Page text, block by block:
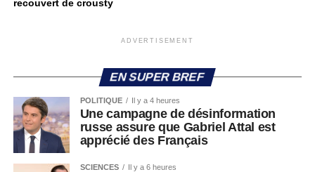
recouvert de crousty
ADVERTISEMENT
EN SUPER BREF
POLITIQUE Il y a 4 heures
Une campagne de désinformation
russe assure que Gabriel Attal est
apprécié des Français
SCIENCES Il y a 6 heures